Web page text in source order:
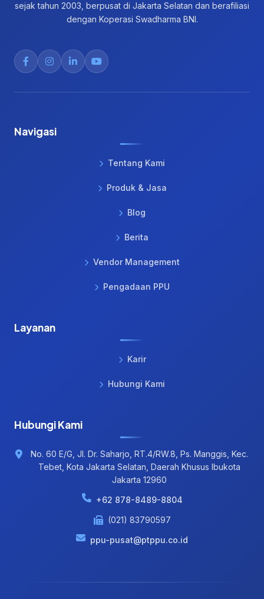
sejak tahun 2003, berpusat di Jakarta Selatan dan berafiliasi
dengan Koperasi Swadharma BNI.
Navigasi
Tentang Kami
Produk & Jasa
Blog
Berita
Vendor Management
Pengadaan PPU
Layanan
Karir
Hubungi Kami
Hubungi Kami
No. 60 E/G, Jl. Dr. Saharjo, RT.4/RW.8, Ps. Manggis, Kec.
Tebet, Kota Jakarta Selatan, Daerah Khusus Ibukota
Jakarta 12960
+62 878-8489-8804
(021) 83790597
ppu-pusat@ptppu.co.id